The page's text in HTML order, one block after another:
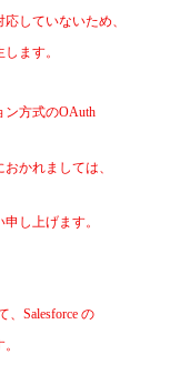
していないため、
ます。
方式のOAuth
かれましては、
し上げます。
、 Salesforce の